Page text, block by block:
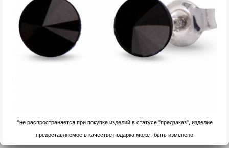
*не распространяется при покупке изделий в статусе "предзаказ", изделие
предоставляемое в качестве подарка может быть изменено